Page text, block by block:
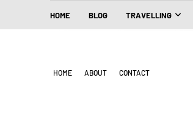
HOME BLOG TRAVELLING
HOME ABOUT CONTACT